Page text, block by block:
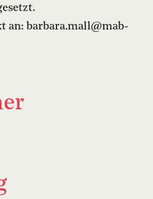
an: barbara.mall@mab-